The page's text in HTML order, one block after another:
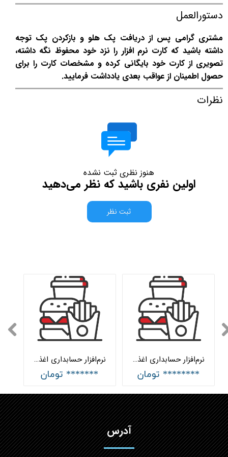
دستورالعمل
مشتری گرامی پس از دریافت پک هلو و بازکردن پک توجه
داشته باشید که کارت نرم افزار را نزد خود محفوظ نگه داشته،
تصویری از کارت خود بایگانی کرده و مشخصات کارت را برای
حصول اطمینان از عواقب بعدی یادداشت فرمایید.
نظرات
هنوز نظری ثبت نشده
اولین نفری باشید که نظر می‌دهید
ثبت نظر
نرم‌افزار حسابداری اغذیه فروشان و مواد غذایی ساده هلو APEX
******* تومان
نرم‌افزار حسابداری اغذیه فروشان و مواد غذایی پیشرفته هلو APEX
******** تومان
آدرس